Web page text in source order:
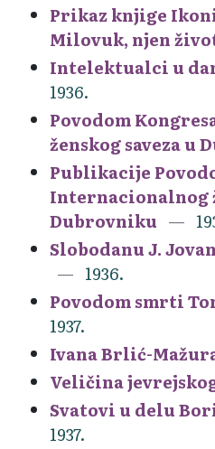
Prikaz knjige
Milovuk, njen
Intelektualci u
1936.
Povodom
ženskog saveza u
Publikacije
Internacionalnog
Dubrovniku
Slobodanu J.
1936.
Povodom smrti
1937.
Ivana Brlić-
Veličina
Svatovi u delu
1937.